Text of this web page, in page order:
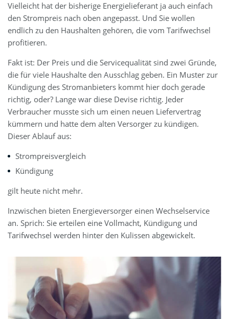
Vielleicht hat der bisherige Energielieferant ja auch einfach
den Strompreis nach oben angepasst. Und Sie wollen
endlich zu den Haushalten gehören, die vom Tarifwechsel
profitieren.
Fakt ist: Der Preis und die Servicequalität sind zwei Gründe,
die für viele Haushalte den Ausschlag geben. Ein Muster zur
Kündigung des Stromanbieters kommt hier doch gerade
richtig, oder? Lange war diese Devise richtig. Jeder
Verbraucher musste sich um einen neuen Liefervertrag
kümmern und hatte dem alten Versorger zu kündigen.
Dieser Ablauf aus:
Strompreisvergleich
Kündigung
gilt heute nicht mehr.
Inzwischen bieten Energieversorger einen Wechselservice
an. Sprich: Sie erteilen eine Vollmacht, Kündigung und
Tarifwechsel werden hinter den Kulissen abgewickelt.